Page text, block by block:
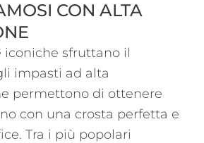
CON ALTA
iconiche sfruttano il
impasti ad alta
permettono di ottenere
con una crosta perfetta e
Tra i più popolari